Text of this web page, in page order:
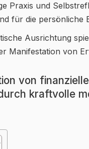
Praxis und
für die persönliche
Ausrichtung
Manifestation von
von
kraftvolle